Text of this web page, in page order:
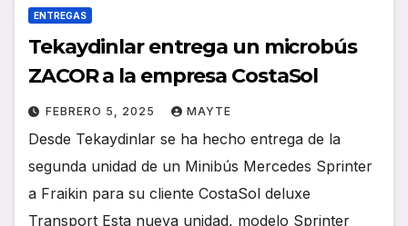
ENTREGAS
Tekaydinlar entrega un microbús
ZACOR a la empresa CostaSol
FEBRERO 5, 2025 MAYTE
Desde Tekaydinlar se ha hecho entrega de la
segunda unidad de un Minibús Mercedes Sprinter
a Fraikin para su cliente CostaSol deluxe
Transport Esta nueva unidad, modelo Sprinter